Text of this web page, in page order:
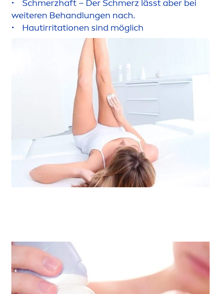
• Schmerzhaft – Der Schmerz lässt aber bei
weiteren Behandlungen nach.
• Hautirritationen sind möglich